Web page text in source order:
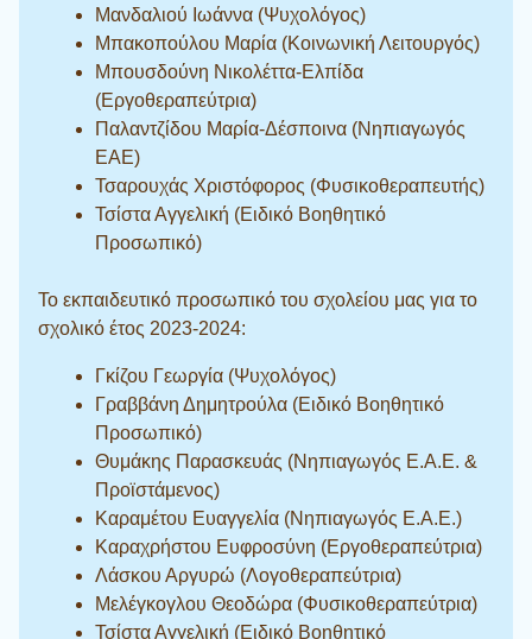
Μανδαλιού Ιωάννα (Ψυχολόγος)
Μπακοπούλου Μαρία (Κοινωνική Λειτουργός)
Μπουσδούνη Νικολέττα-Ελπίδα
(Εργοθεραπεύτρια)
Παλαντζίδου Μαρία-Δέσποινα (Νηπιαγωγός
ΕΑΕ)
Τσαρουχάς Χριστόφορος (Φυσικοθεραπευτής)
Τσίστα Αγγελική (Ειδικό Βοηθητικό
Προσωπικό)
Το εκπαιδευτικό προσωπικό του σχολείου μας για το
σχολικό έτος 2023-2024:
Γκίζου Γεωργία (Ψυχολόγος)
Γραββάνη Δημητρούλα (Ειδικό Βοηθητικό
Προσωπικό)
Θυμάκης Παρασκευάς (Νηπιαγωγός Ε.Α.Ε. &
Προϊστάμενος)
Καραμέτου Ευαγγελία (Νηπιαγωγός Ε.Α.Ε.)
Καραχρήστου Ευφροσύνη (Εργοθεραπεύτρια)
Λάσκου Αργυρώ (Λογοθεραπεύτρια)
Μελέγκογλου Θεοδώρα (Φυσικοθεραπεύτρια)
Τσίστα Αγγελική (Ειδικό Βοηθητικό